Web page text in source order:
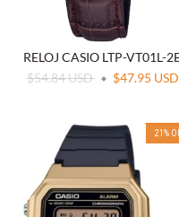
RELOJ CASIO LTP-VT01L-
$54.84 USD
$47.95 USD
21 %